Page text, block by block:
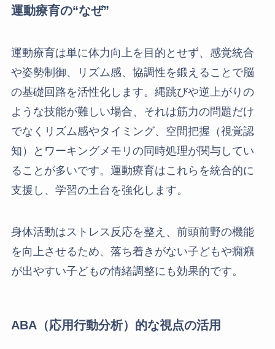
運動療育の“なぜ”
運動療育は単に体力向上を目的とせず、感覚統合
や姿勢制御、リズム感、協調性を鍛えることで脳
の基礎回路を活性化します。縄跳びや逆上がりの
ような技能が難しい場合、それは筋力の問題だけ
でなくリズム感やタイミング、空間把握（視覚認
知）とワーキングメモリの同時処理が関与してい
ることが多いです。運動療育はこれらを統合的に
支援し、学習の土台を強化します。
身体活動はストレス反応を整え、前頭前野の機能
を向上させるため、落ち着きがない子どもや癇癪
が出やすい子どもの情緒調整にも効果的です。
ABA（応用行動分析）的な視点の活用